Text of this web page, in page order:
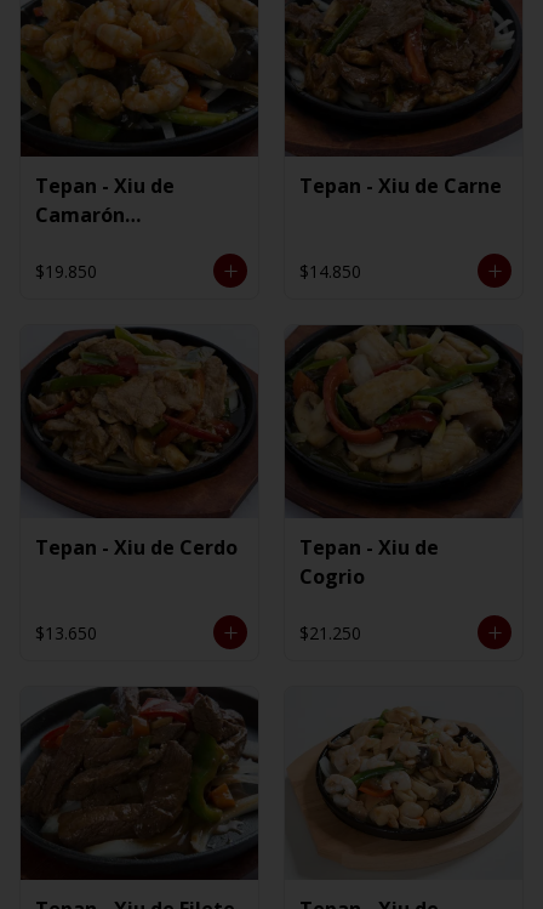
Tepan - Xiu de
Camarón
$19.850
Tepan - Xiu de Carne
$14.850
Tepan - Xiu de Cerdo
$13.650
Tepan - Xiu de
Cogrio
$21.250